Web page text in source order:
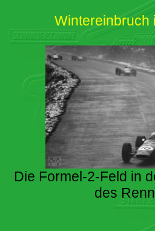
Wintereinbruch
Die Formel-2-Feld in
des